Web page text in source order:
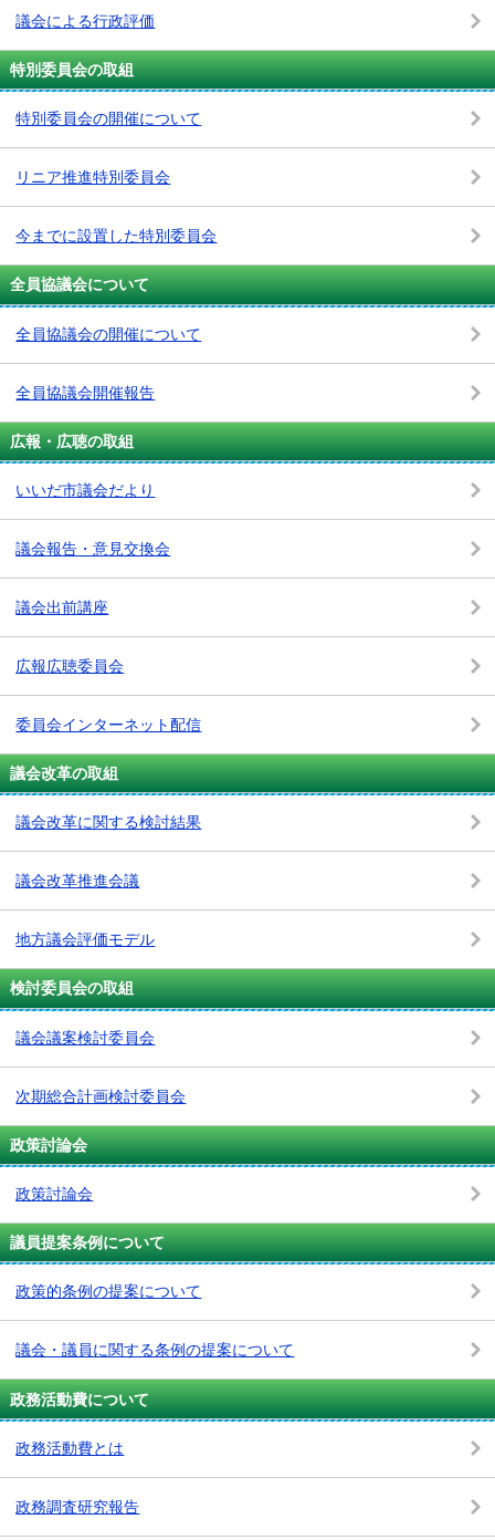
議会による行政評価
特別委員会の取組
特別委員会の開催について
リニア推進特別委員会
今までに設置した特別委員会
全員協議会について
全員協議会の開催について
全員協議会開催報告
広報・広聴の取組
いいだ市議会だより
議会報告・意見交換会
議会出前講座
広報広聴委員会
委員会インターネット配信
議会改革の取組
議会改革に関する検討結果
議会改革推進会議
地方議会評価モデル
検討委員会の取組
議会議案検討委員会
次期総合計画検討委員会
政策討論会
政策討論会
議員提案条例について
政策的条例の提案について
議会・議員に関する条例の提案について
政務活動費について
政務活動費とは
政務調査研究報告